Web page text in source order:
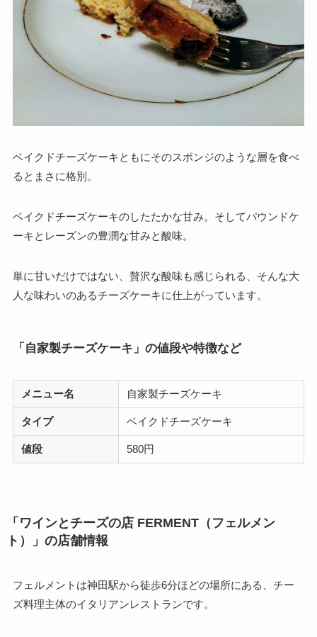
ベイクドチーズケーキともにそのスポンジのような層を食べ
るとまさに格別。
ベイクドチーズケーキのしたたかな甘み。そしてパウンドケ
ーキとレーズンの豊潤な甘みと酸味。
単に甘いだけではない、贅沢な酸味も感じられる、そんな大
人な味わいのあるチーズケーキに仕上がっています。
「自家製チーズケーキ」の値段や特徴など
メニュー名 自家製チーズケーキ
タイプ ベイクドチーズケーキ
値段 580円
「ワインとチーズの店 FERMENT（フェルメン
ト）」の店舗情報
フェルメントは神田駅から徒歩6分ほどの場所にある、チー
ズ料理主体のイタリアンレストランです。